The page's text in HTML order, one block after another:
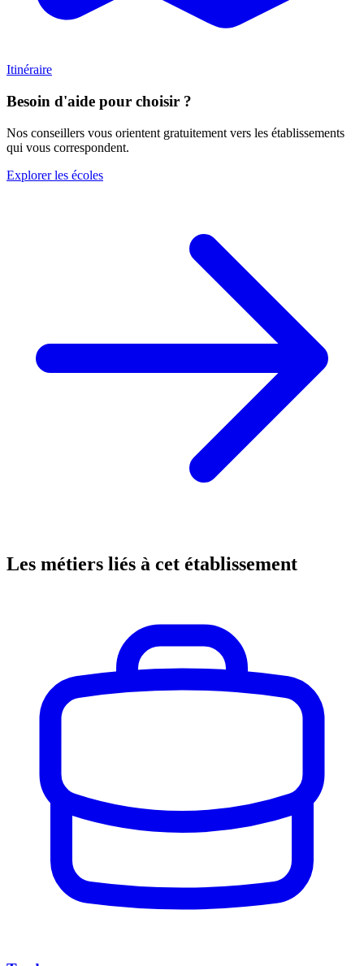
Itinéraire
Besoin d'aide pour choisir ?
Nos conseillers vous orientent gratuitement vers les établissements
qui vous correspondent.
Explorer les écoles
Les métiers liés à cet établissement